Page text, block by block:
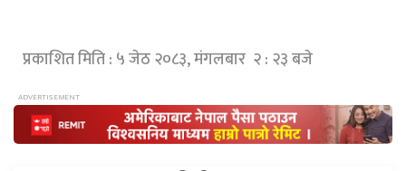
प्रकाशित मिति : ५ जेठ २०८३, मंगलबार २ : २३ बजे